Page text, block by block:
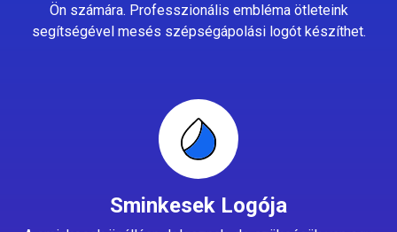
Ön számára. Professzionális embléma ötleteink
segítségével mesés szépségápolási logót készíthet.
Sminkesek Logója